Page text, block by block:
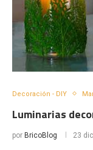
Decoración - DIY
Luminarias
por BricoBlog 23